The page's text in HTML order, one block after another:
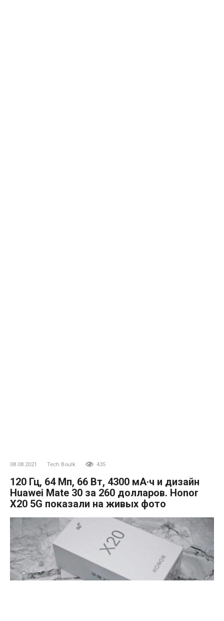
08.08.2021 Tech Boulk 435
120 Гц, 64 Мп, 66 Вт, 4300 мА·ч и дизайн
Huawei Mate 30 за 260 долларов. Honor
X20 5G показали на живых фото